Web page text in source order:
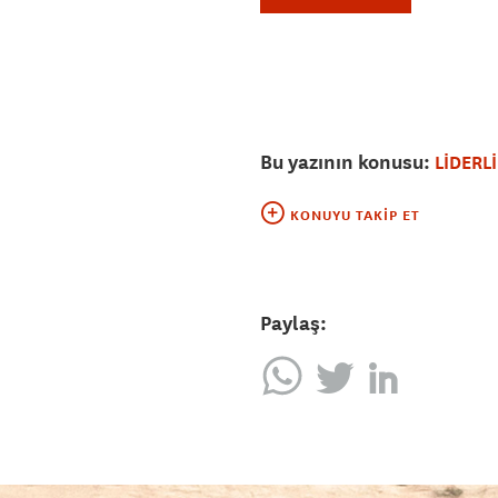
Bu yazının konusu:
KONUYU TAKIP ET
Paylaş: